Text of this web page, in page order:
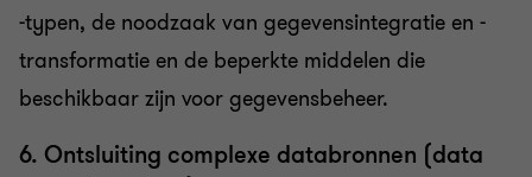
-typen, de noodzaak van gegevensintegratie en -
transformatie en de beperkte middelen die
beschikbaar zijn voor gegevensbeheer.
6. Ontsluiting complexe databronnen (data